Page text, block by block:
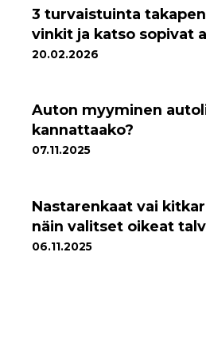
3 turvaistuinta
vinkit ja katso sopivat
20.02.2026
Auton myyminen
kannattaako?
07.11.2025
Nastarenkaat vai
näin valitset oikeat
06.11.2025